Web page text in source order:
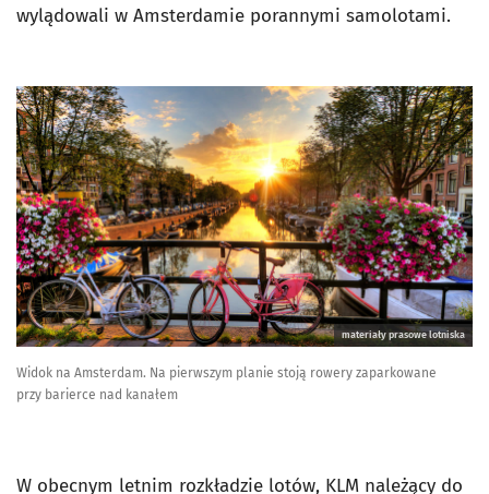
wylądowali w Amsterdamie porannymi samolotami.
materiały prasowe lotniska
Widok na Amsterdam. Na pierwszym planie stoją rowery zaparkowane
przy barierce nad kanałem
W obecnym letnim rozkładzie lotów, KLM należący do